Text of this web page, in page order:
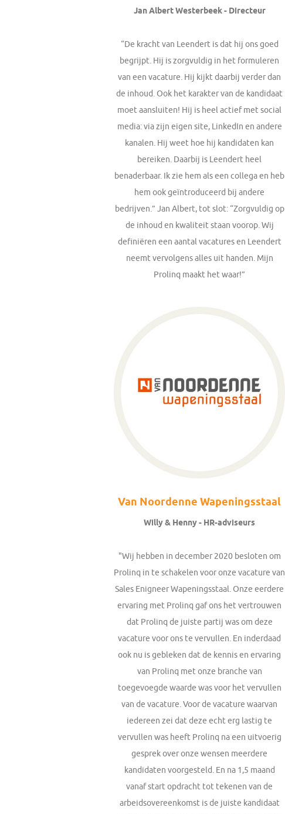
Jan Albert Westerbeek - Directeur
“De kracht van Leendert is dat hij ons goed
begrijpt. Hij is zorgvuldig in het formuleren
van een vacature. Hij kijkt daarbij verder dan
de inhoud. Ook het karakter van de kandidaat
moet aansluiten! Hij is heel actief met social
media: via zijn eigen site, LinkedIn en andere
kanalen. Hij weet hoe hij kandidaten kan
bereiken. Daarbij is Leendert heel
benaderbaar. Ik zie hem als een collega en heb
hem ook geïntroduceerd bij andere
bedrijven.” Jan Albert, tot slot: “Zorgvuldig op
de inhoud en kwaliteit staan voorop. Wij
definiëren een aantal vacatures en Leendert
neemt vervolgens alles uit handen. Mijn
Prolinq maakt het waar!”
Van Noordenne Wapeningsstaal
Willy & Henny - HR-adviseurs
"Wij hebben in december 2020 besloten om
Prolinq in te schakelen voor onze vacature van
Sales Enigneer Wapeningsstaal. Onze eerdere
ervaring met Prolinq gaf ons het vertrouwen
dat Prolinq de juiste partij was om deze
vacature voor ons te vervullen. En inderdaad
ook nu is gebleken dat de kennis en ervaring
van Prolinq met onze branche van
toegevoegde waarde was voor het vervullen
van de vacature. Voor de vacature waarvan
iedereen zei dat deze echt erg lastig te
vervullen was heeft Prolinq na een uitvoerig
gesprek over onze wensen meerdere
kandidaten voorgesteld. En na 1,5 maand
vanaf start opdracht tot tekenen van de
arbeidsovereenkomst is de juiste kandidaat